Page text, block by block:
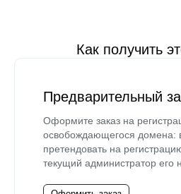
Как получить
Предварительный
Оформите заказ на
освобождающегося домена:
претендовать на
текущий администратор его